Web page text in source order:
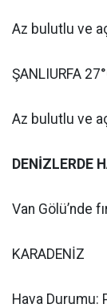
Az bulutlu ve
ŞANLIURFA
Az bulutlu ve
DENİZLERDE
Van Gölü’nde
KARADENİZ
Hava Durumu: